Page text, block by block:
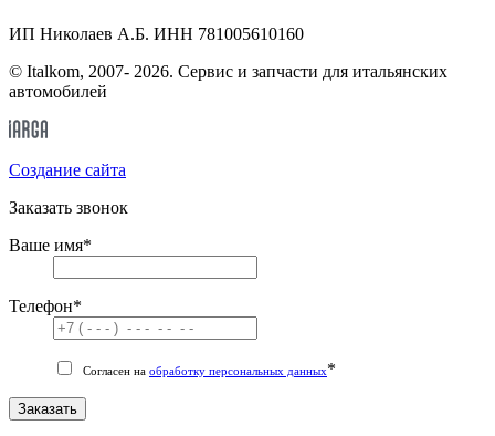
ИП Николаев А.Б. ИНН 781005610160
© Italkom, 2007- 2026. Сервис и запчасти для итальянских
автомобилей
Cоздание сайта
Заказать звонок
Ваше имя*
Телефон*
Согласен на обработку персональных данных*
Заказать